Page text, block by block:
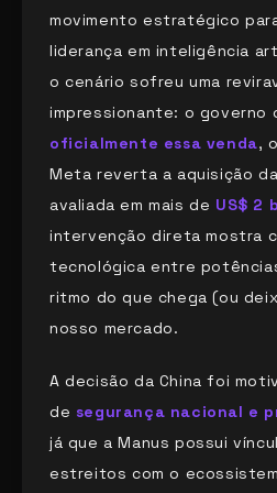
movimento estratégico
liderança em inteligência
o cenário sofreu uma
impressionante: o governo
oficialmente essa venda,
Meta reverta a aquisição
avaliada em mais de US$ 2
intervenção direta mostra
tecnológica entre
ritmo do que chega (ou
nosso mercado.
A decisão da China foi
de segurança nacional e
já que a Manus possui
estreitos com o